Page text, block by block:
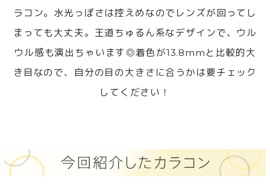
ラコン。水光っぽさは控えめなのでレンズが回ってし
まっても大丈夫。王道ちゅるん系なデザインで、ウル
ウル感も演出ちゃいます◎着色が13.8mmと比較的大
き目なので、自分の目の大きさに合うかは要チェック
してください！